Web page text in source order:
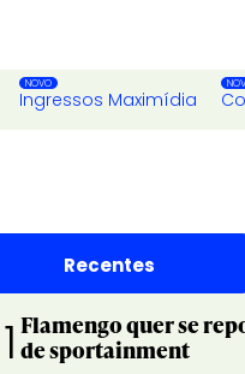
Ingressos Maximídia
Recentes
1 Flamengo quer se
de sportainment